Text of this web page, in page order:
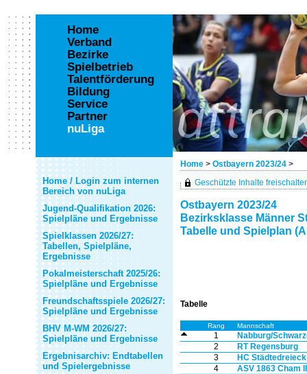
Home > Ostbayern 2023/24 >
Home
Verband
Bezirke
Spielbetrieb
Talentförderung
Bildung
Service
Partner
nuLiga
Home / Login zum internen
Bereich von nuLiga
Jugend-Qualifikation 2026:
Spielpläne und Ergebnisse
Spielklassen 2026/27:
Tabellen, Spielpläne,
Ergebnisse
Pokalmeisterschaft 2025/26:
Spielpläne und Ergebnisse
Freundschaftsspiele 2026/27:
Spielpläne und Ergebnisse
BHV M-WM 2026/27:
Spielpläne und Ergebnisse
Ergebnisarchiv: Endtabellen
und Spielergebnisse
Geschützte Inhalte
Ostbayern 2023/24
Bezirksklasse Männer
Tabelle und Spielplan
Tabelle
Rang Mannschaft
1
Nabburg/
2
RT Regensburg
3
HC Städtedreieck
4
ASV 1863 Cham II